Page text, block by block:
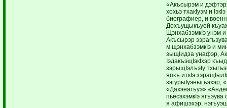
«Акъсырэм и
хохьэ тхакIуэм и
биографиер, и
Дохъущыкъуей
ЩэнхабзэмкIэ унэм
Акъсырэр
м щэнхабзэмкIэ и
зыщIидза унафэр,
IэдакъэщIэкIхэр
зэрыщIэлъэIу
япкъ иткIэ
зэгурыIуэныгъэхэр,
«Дахэнагъуэ»
пьесэхэмкIэ ягъэува
я афишэхэр,